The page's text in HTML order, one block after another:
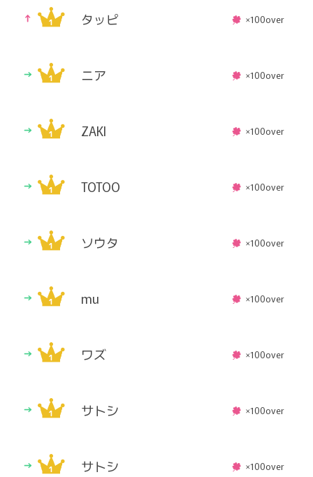
タッピ ×100over
ニア ×100over
ZAKI ×100over
TOTOO ×100over
ソウタ ×100over
mu ×100over
ワズ ×100over
サトシ ×100over
サトシ ×100over